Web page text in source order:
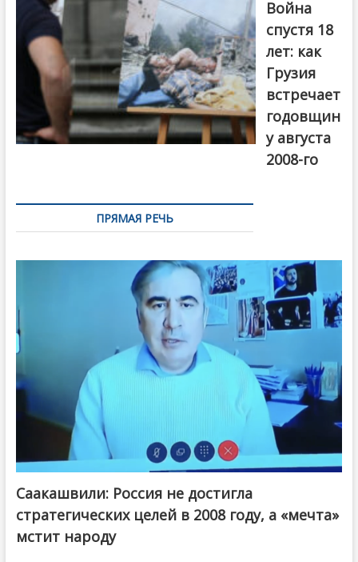
Первый канал
Война
спустя 18
лет: как
Грузия
встречает
годовщин
у августа
2008-го
ПРЯМАЯ РЕЧЬ
Саакашвили: Россия не достигла
стратегических целей в 2008 году, а «мечта»
мстит народу